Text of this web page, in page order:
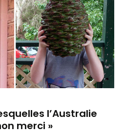
l’Australie
merci »